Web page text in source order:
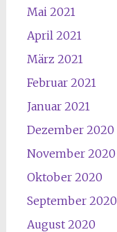
Mai 2021
April 2021
März 2021
Februar 2021
Januar 2021
Dezember 2020
November 2020
Oktober 2020
September 2020
August 2020